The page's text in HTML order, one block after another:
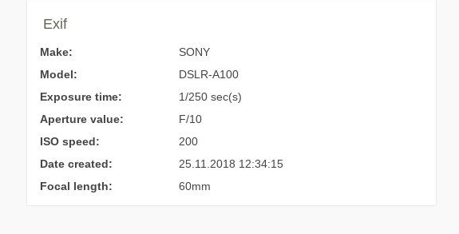
Exif
Make:
SONY
Model:
DSLR-A100
Exposure time:
1/250 sec(s)
Aperture value:
F/10
ISO speed:
200
Date created:
25.11.2018 12:34:15
Focal length:
60mm